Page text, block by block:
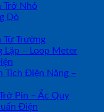
Trở Nhỏ
Dò
Trường
Lặp – Loop Meter
Tích Điện Năng –
Pin – Ắc Quy
Điện